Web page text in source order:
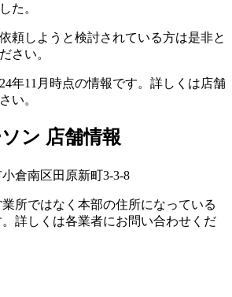
た。
頼しようと検討されている方は是非と
さい。
年11月時点の情報です。詳しくは店舗
い。
ン 店舗情報
倉南区田原新町3-3-8
所ではなく本部の住所になっている
詳しくは各業者にお問い合わせくだ